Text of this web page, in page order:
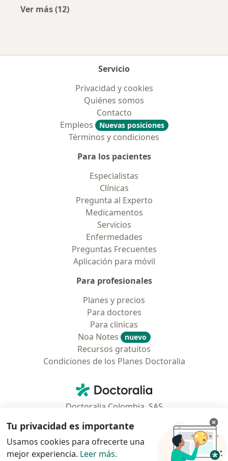
Ver más (12)
Servicio
Privacidad y cookies
Quiénes somos
Contacto
Empleos
Nuevas posiciones
Términos y condiciones
Para los pacientes
Especialistas
Clínicas
Pregunta al Experto
Medicamentos
Servicios
Enfermedades
Preguntas Frecuentes
Aplicación para móvil
Para profesionales
Planes y precios
Para doctores
Para clinicas
Noa Notes
nuevo
Recursos gratuitos
Condiciones de los Planes Doctoralia
Doctoralia - Página de inicio
Doctoralia Colombia, SAS
Municipio: Bogotá D.C., Colombia
Tu privacidad es importante
Usamos cookies para ofrecerte una
mejor experiencia. Leer más.